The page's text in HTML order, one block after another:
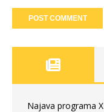
Najava programa